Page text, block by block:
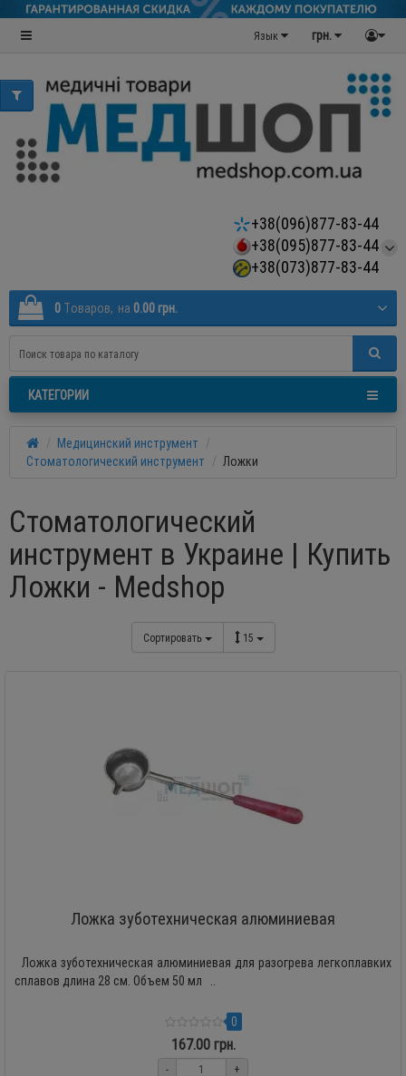
грн.
Язык
+38(096)877-83-44
+38(095)877-83-44
+38(073)877-83-44
0 Tоваров, на 0.00 грн.
КАТЕГОРИИ
Медицинский инструмент
Стоматологический инструмент
Ложки
Стоматологический
инструмент в Украине | Купить
Ложки - Medshop
Сортировать 15
Ложка зуботехническая алюминиевая
Ложка зуботехническая алюминиевая для разогрева легкоплавких
сплавов длина 28 см. Объем 50 мл ..
0
167.00 грн.
- +